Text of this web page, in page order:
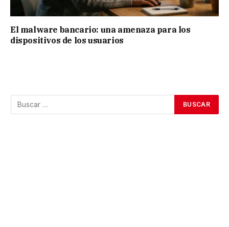
El malware bancario: una amenaza para los
dispositivos de los usuarios